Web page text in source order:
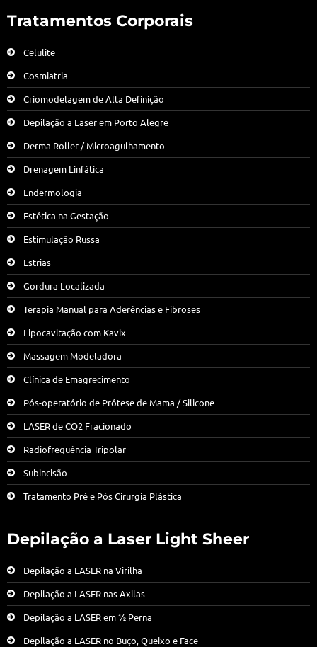
Tratamentos Corporais
Celulite
Cosmiatria
Criomodelagem de Alta Definição
Depilação a Laser em Porto Alegre
Derma Roller / Microagulhamento
Drenagem Linfática
Endermologia
Estética na Gestação
Estimulação Russa
Estrias
Gordura Localizada
Terapia Manual para Aderências e Fibroses
Lipocavitação com Kavix
Massagem Modeladora
Clínica de Emagrecimento
Pós-operatório de Prótese de Mama / Silicone
LASER de CO2 Fracionado
Radiofrequência Tripolar
Subincisão
Tratamento Pré e Pós Cirurgia Plástica
Depilação a Laser Light Sheer
Depilação a LASER na Virilha
Depilação a LASER nas Axilas
Depilação a LASER em ½ Perna
Depilação a LASER no Buço, Queixo e Face